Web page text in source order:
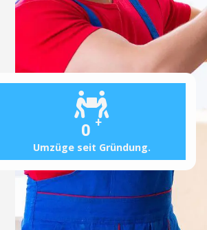
0 +
Umzüge seit Gründung.